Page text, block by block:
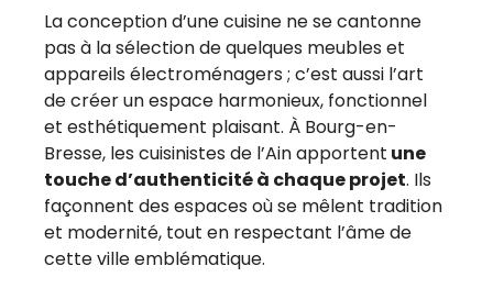
La conception d’une cuisine ne se cantonne
pas à la sélection de quelques meubles et
appareils électroménagers ; c’est aussi l’art
de créer un espace harmonieux, fonctionnel
et esthétiquement plaisant. À Bourg-en-
Bresse, les cuisinistes de l’Ain apportent une
touche d’authenticité à chaque projet. Ils
façonnent des espaces où se mêlent tradition
et modernité, tout en respectant l’âme de
cette ville emblématique.